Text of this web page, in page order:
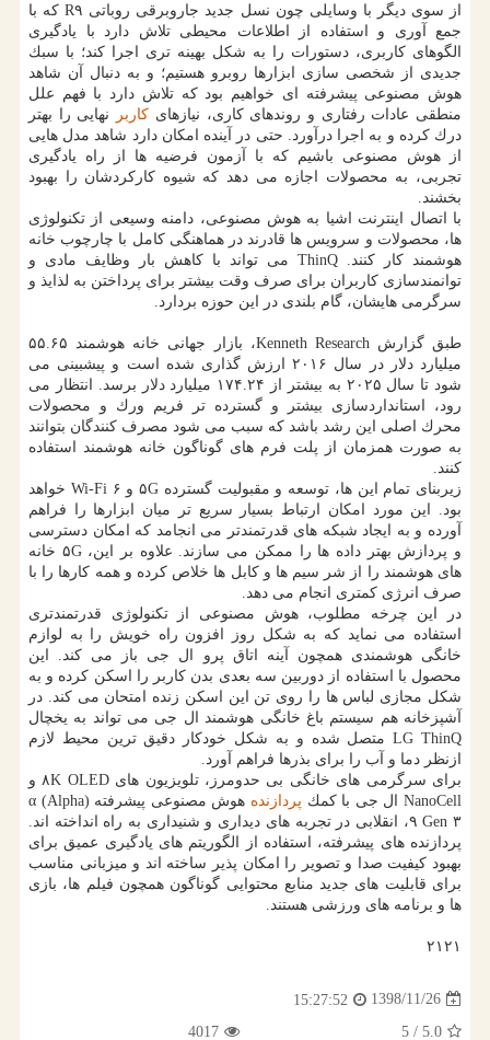
از سوی دیگر با وسایلی چون نسل جدید جاروبرقی روباتی R۹ كه با
جمع آوری و استفاده از اطلاعات محیطی تلاش دارد با یادگیری
الگوهای كاربری، دستورات را به شكل بهینه تری اجرا كند؛ با سبك
جدیدی از شخصی سازی ابزارها روبرو هستیم؛ و به دنبال آن شاهد
هوش مصنوعی پیشرفته ای خواهیم بود كه تلاش دارد با فهم علل
منطقی عادات رفتاری و روندهای كاری، نیازهای كاربر
نهایی را بهتر
درك كرده و به اجرا درآورد. حتی در آینده امكان دارد شاهد مدل هایی
از هوش مصنوعی باشیم كه با آزمون فرضیه ها از راه یادگیری
تجربی، به محصولات اجازه می دهد كه شیوه كاركردشان را بهبود
بخشند.
با اتصال اینترنت اشیا به هوش مصنوعی، دامنه وسیعی از تكنولوژی
ها، محصولات و سرویس ها قادرند در هماهنگی كامل با چارچوب خانه
هوشمند كار كنند. ThinQ می تواند با كاهش بار وظایف مادی و
توانمندسازی كاربران برای صرف وقت بیشتر برای پرداختن به لذایذ و
سرگرمی هایشان، گام بلندی در این حوزه بردارد.
طبق گزارش Kenneth Research، بازار جهانی خانه هوشمند ۵۵.۶۵
میلیارد دلار در سال ۲۰۱۶ ارزش گذاری شده است و پیشبینی می
شود تا سال ۲۰۲۵ به بیشتر از ۱۷۴.۲۴ میلیارد دلار برسد. انتظار می
رود، استانداردسازی بیشتر و گسترده تر فریم ورك و محصولات
محرك اصلی این رشد باشد كه سبب می شود مصرف كنندگان بتوانند
به صورت همزمان از پلت فرم های گوناگون خانه هوشمند استفاده
كنند.
زیربنای تمام این ها، توسعه و مقبولیت گسترده ۵G و Wi-Fi ۶ خواهد
بود. این مورد امكان ارتباط بسیار سریع تر میان ابزارها را فراهم
آورده و به ایجاد شبكه های قدرتمندتر می انجامد كه امكان دسترسی
و پردازش بهتر داده ها را ممكن می سازند. علاوه بر این، ۵G خانه
های هوشمند را از شر سیم ها و كابل ها خلاص كرده و همه كارها را با
صرف انرژی كمتری انجام می دهد.
در این چرخه مطلوب، هوش مصنوعی از تكنولوژی قدرتمندتری
استفاده می نماید كه به شكل روز افزون راه خویش را به لوازم
خانگی هوشمندی همچون آینه اتاق پرو ال جی باز می كند. این
محصول با استفاده از دوربین سه بعدی بدن كاربر را اسكن كرده و به
شكل مجازی لباس ها را روی تن این اسكن زنده امتحان می كند. در
آشپزخانه هم سیستم باغ خانگی هوشمند ال جی می تواند به یخچال
LG ThinQ متصل شده و به شكل خودكار دقیق ترین محیط لازم
ازنظر دما و آب را برای بذرها فراهم آورد.
برای سرگرمی های خانگی بی حدومرز، تلویزیون های ۸K OLED و
NanoCell ال جی با كمك
پردازنده
هوش مصنوعی پیشرفته α (Alpha)
۹ Gen ۳، انقلابی در تجربه های دیداری و شنیداری به راه انداخته اند.
پردازنده های پیشرفته، استفاده از الگوریتم های یادگیری عمیق برای
بهبود كیفیت صدا و تصویر را امكان پذیر ساخته اند و میزبانی مناسب
برای قابلیت های جدید منابع محتوایی گوناگون همچون فیلم ها، بازی
ها و برنامه های ورزشی هستند.
۲۱۲۱
1398/11/26
15:27:52
5.0
/ 5
4017